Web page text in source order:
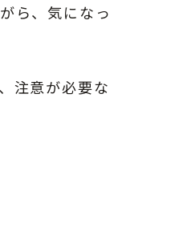
ら、気になっ
注意が必要な